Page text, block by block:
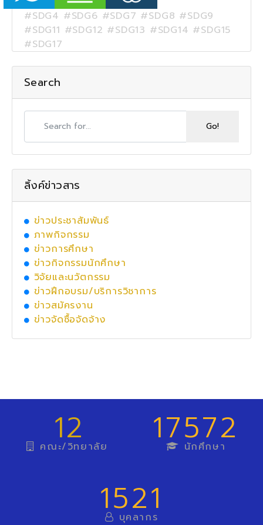
#SDG4 #SDG6 #SDG7 #SDG8 #SDG9
#SDG11 #SDG12 #SDG13 #SDG14 #SDG15
#SDG17
Search
ลิ้งค์ข่าวสาร
ข่าวประชาสัมพันธ์
ภาพกิจกรรม
ข่าวการศึกษา
ข่าวกิจกรรมนักศึกษา
วิจัยและนวัตกรรม
ข่าวฝึกอบรม/บริการวิชาการ
ข่าวสมัครงาน
ข่าวจัดซื้อจัดจ้าง
12
คณะ/วิทยาลัย 17572
นักศึกษา
1521
บุคลากร